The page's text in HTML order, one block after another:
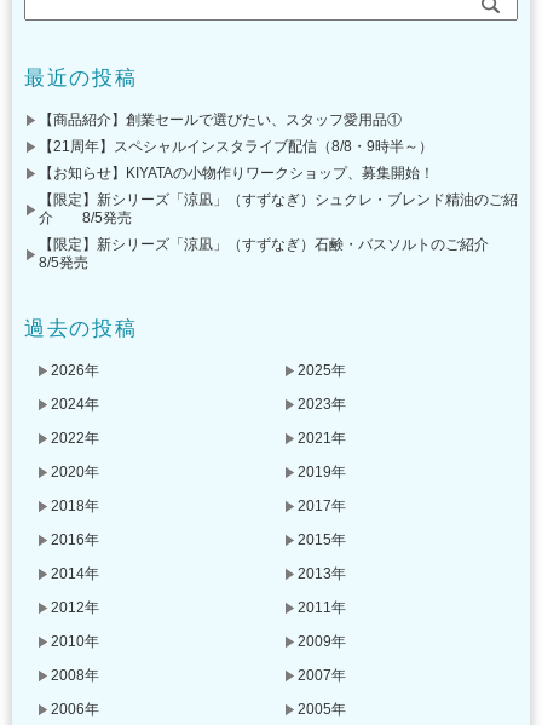
最近の投稿
【商品紹介】創業セールで選びたい、スタッフ愛用品①
【21周年】スペシャルインスタライブ配信（8/8・9時半～）
【お知らせ】KIYATAの小物作りワークショップ、募集開始！
【限定】新シリーズ「涼凪」（すずなぎ）シュクレ・ブレンド精油のご紹
介 8/5発売
【限定】新シリーズ「涼凪」（すずなぎ）石鹸・バスソルトのご紹介
8/5発売
過去の投稿
2026年
2025年
2024年
2023年
2022年
2021年
2020年
2019年
2018年
2017年
2016年
2015年
2014年
2013年
2012年
2011年
2010年
2009年
2008年
2007年
2006年
2005年